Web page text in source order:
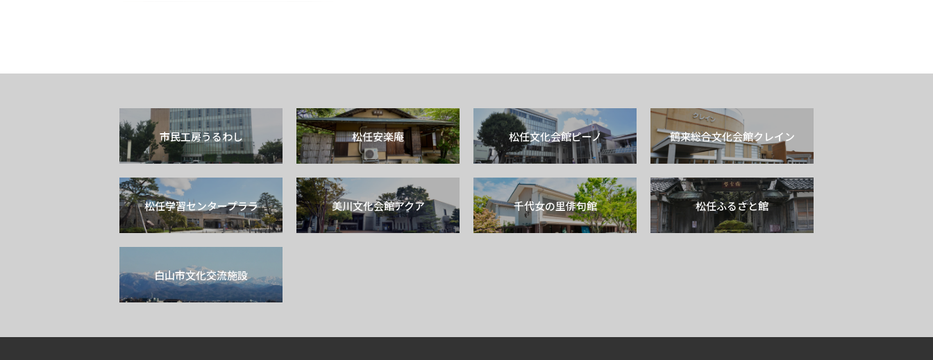
市民工房うるわし 松任安楽庵 松任文化会館ピーノ 鶴来総合文化会館クレイン
松任学習センタープララ 美川文化会館アクア 千代女の里俳句館 松任ふるさと館
白山市文化交流施設